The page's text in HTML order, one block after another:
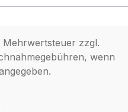
Mehrwertsteuer zzgl.
wenn